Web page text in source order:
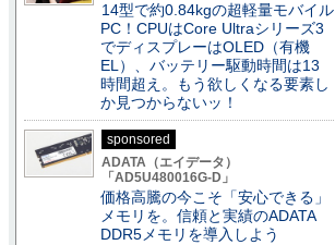
14型で約0.84kgの超軽量モバイル
PC！CPUはCore Ultraシリーズ3
でディスプレーはOLED（有機
EL）、バッテリー駆動時間は13
時間超え。もう欲しくなる要素し
か見つからないッ！
sponsored
ADATA（エイデータ）
「AD5U480016G-D」
価格高騰の今こそ「安心できる」
メモリを。信頼と実績のADATA
DDR5メモリを導入しよう